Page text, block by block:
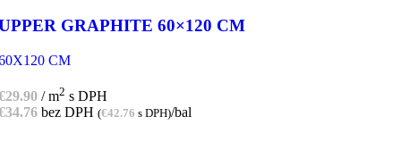
GRAPHITE 60×120 CM
CM
29.90 / m2 s DPH
34.76 bez DPH (€42.76 s DPH)/bal